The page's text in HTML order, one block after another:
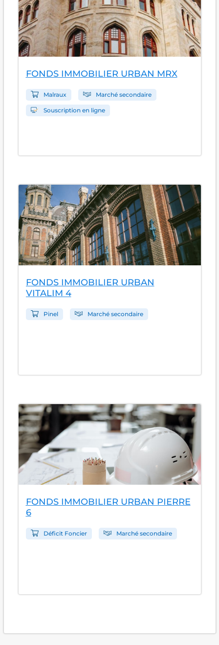
FONDS IMMOBILIER URBAN MRX
Malraux Marché secondaire
Souscription en ligne
FONDS IMMOBILIER URBAN
VITALIM 4
Pinel Marché secondaire
FONDS IMMOBILIER URBAN PIERRE
6
Déficit Foncier Marché secondaire